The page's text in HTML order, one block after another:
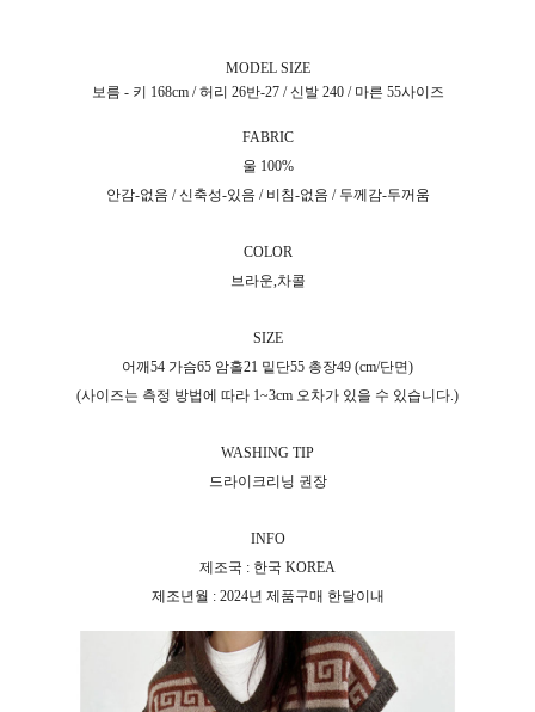
MODEL SIZE
보름 - 키 168cm / 허리 26반-27 / 신발 240 / 마른 55사이즈
FABRIC
울 100%
안감-없음 / 신축성-있음 / 비침-없음 / 두께감-두꺼움
COLOR
브라운,차콜
SIZE
어깨54 가슴65 암홀21 밑단55 총장49 (cm/단면)
(사이즈는 측정 방법에 따라 1~3cm 오차가 있을 수 있습니다.)
WASHING TIP
드라이크리닝 권장
INFO
제조국 : 한국 KOREA
제조년월 : 2024년 제품구매 한달이내